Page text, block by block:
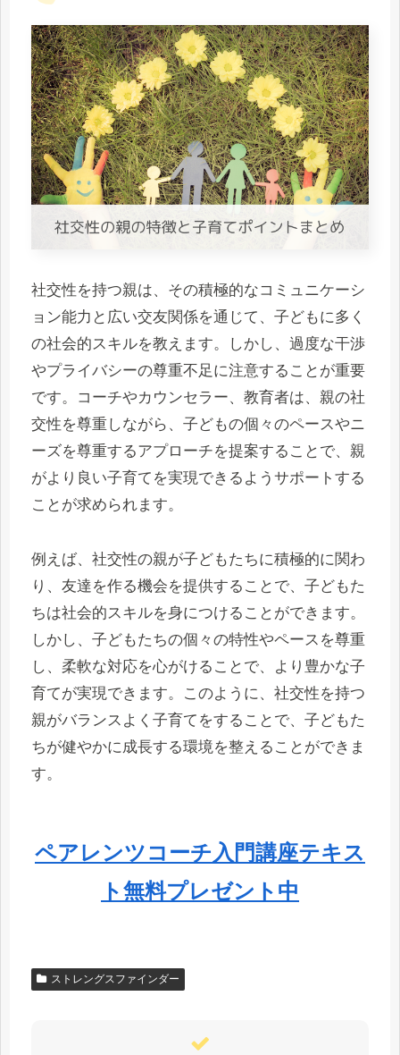
社交性を持つ親は、その積極的なコミュニケーシ
ョン能力と広い交友関係を通じて、子どもに多く
の社会的スキルを教えます。しかし、過度な干渉
やプライバシーの尊重不足に注意することが重要
です。コーチやカウンセラー、教育者は、親の社
交性を尊重しながら、子どもの個々のペースやニ
ーズを尊重するアプローチを提案することで、親
がより良い子育てを実現できるようサポートする
ことが求められます。
例えば、社交性の親が子どもたちに積極的に関わ
り、友達を作る機会を提供することで、子どもた
ちは社会的スキルを身につけることができます。
しかし、子どもたちの個々の特性やペースを尊重
し、柔軟な対応を心がけることで、より豊かな子
育てが実現できます。このように、社交性を持つ
親がバランスよく子育てをすることで、子どもた
ちが健やかに成長する環境を整えることができま
す。
ペアレンツコーチ入門講座テキス
ト無料プレゼント中
ストレングスファインダー